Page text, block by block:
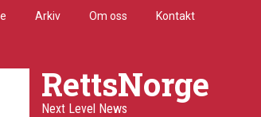
Arkiv Om oss Kontakt
RettsNorge
Next Level News